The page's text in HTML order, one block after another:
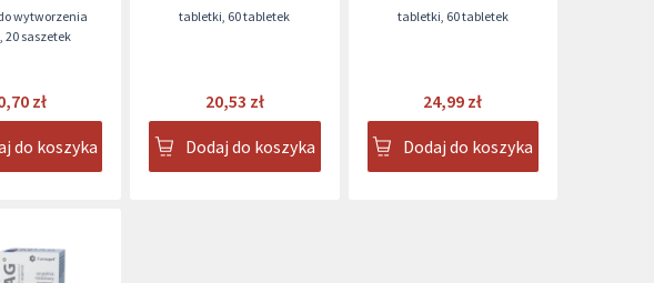
wytworzenia
, 20 saszetek
zł
do koszyka
tabletki, 60 tabletek
20,53 zł
Dodaj do koszyka
tabletki, 60 tabletek
24,99 zł
Dodaj do koszyka